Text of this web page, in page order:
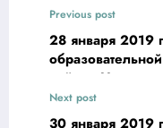
Previous post
28 января 2019
образовательной школе
района Наманганской области прошло
мероприятие»
Next post
30 января 2019